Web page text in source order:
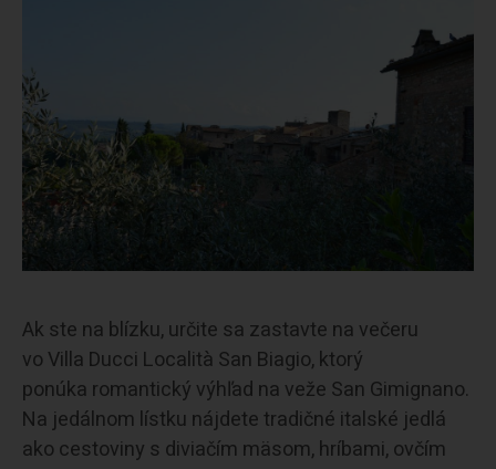
Ak ste na blízku, určite sa zastavte na večeru
vo Villa Ducci Località San Biagio, ktorý
ponúka romantický výhľad na veže San Gimignano.
Na jedálnom lístku nájdete tradičné italské jedlá
ako cestoviny s diviačím mäsom, hríbami, ovčím